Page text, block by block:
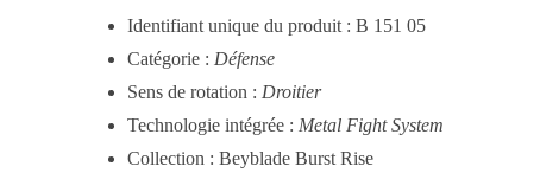
Identifiant unique du produit : B 151 05
Catégorie : Défense
Sens de rotation : Droitier
Technologie intégrée : Metal Fight System
Collection : Beyblade Burst Rise